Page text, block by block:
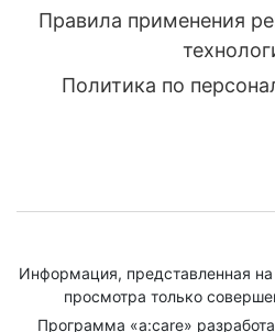
Правила применения
Политика по
Информация, представленная
просмотра только
Программа «a:care»